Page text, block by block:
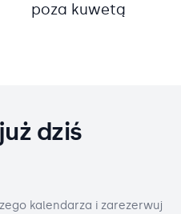
poza kuwetą
dziś
kalendarza i zarezerwuj